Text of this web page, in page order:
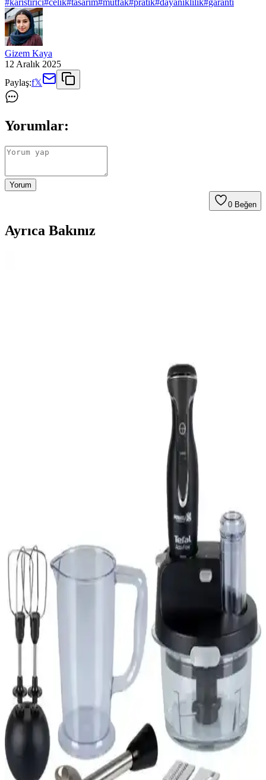
#karistirici#celik#tasarim#mutfak#pratik#dayaniklilik#garanti
Gizem Kaya
12 Aralık 2025
Paylaş:f𝕏
Yorumlar:
Yorum
0 Beğen
Ayrıca Bakınız
Hijyenik İçin Uygun Çay ve Kahve Karıştırma
Kuzey Ahşap’ın 1500’lü seti, doğal kayın ağacından üretilmiş,
hijyenik ve kullanışlı tek kullanımlık çay ve kahve karıştırıcılarıdır.
Mantis 9 cm Tahta Karıştırıcı Seti: Dayanıklı Çelik
Mantis 9 cm tahta karıştırıcı seti, dayanıklı çelik malzeme ve çok
renkli tasarımıyla tek kişilik kullanıma uygun, pratik ve estetik bir
çözüm sunar. Kompakt yapısı kahve fincanları için idealdir.
Open Home Aqua Mix Karıştırıcılı Sürahi 2,25 L -
2,25 L kapasiteye sahip turuncu renkli, BPA içermeyen plastik
karıştırıcılı sürahi. Gıda temasına uygun, tek parça tasarım, bulaşık
makinesinde yıkanabilir. Ayran, limonata ve mevsim içeceklerini tek
adımda karıştırıp sunmayı kolaylaştırır; kullanım kolaylığı ve
temizliğiyle günlük yoğunluklarda pratiklik sağlar.
Arzum AR1066 ve Schafer Prochef XL Mikser
Karşılaştırması: Hangi Ürün Sizin İçin Uygun
Arzum AR1066 Candy Crust Mix ile Schafer Prochef XL Stantlı
Mikser'in özelliklerini karşılaştırarak, ihtiyaçlarınıza en uygun
mikseri seçmenize yardımcı oluyoruz.
Arnica Diva Pro ve Fakir Speed El Blender Setleri
Karşılaştırması ve Kullanıcı Yorumları
Arnica Diva Pro ve Fakir Speed el blender setleri, mutfakta farklı
ihtiyaçlara uygun özellikler sunar. Bu karşılaştırmada güç, kapasite
ve kullanım kolaylığı gibi önemli detaylar incelenerek en uygun
seçenek belirleniyor.